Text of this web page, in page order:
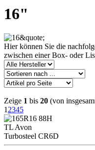
16"
Hier können Sie die
zwischen einer Box- oder
Zeige 1 bis 20 (von
1 2345